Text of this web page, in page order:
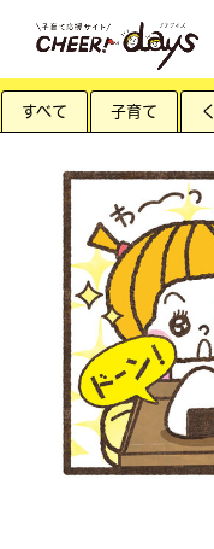
すべて 子育て